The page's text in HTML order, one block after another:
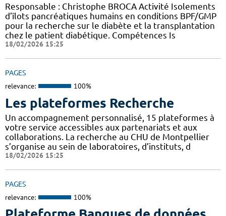
Responsable : Christophe BROCA Activité Isolements
d’îlots pancréatiques humains en conditions BPF/GMP
pour la recherche sur le diabète et la transplantation
chez le patient diabétique. Compétences Is
18/02/2026 15:25
PAGES
relevance: 100%
Les plateformes Recherche
Un accompagnement personnalisé, 15 plateformes à
votre service accessibles aux partenariats et aux
collaborations. La recherche au CHU de Montpellier
s’organise au sein de laboratoires, d’instituts, d
18/02/2026 15:25
PAGES
relevance: 100%